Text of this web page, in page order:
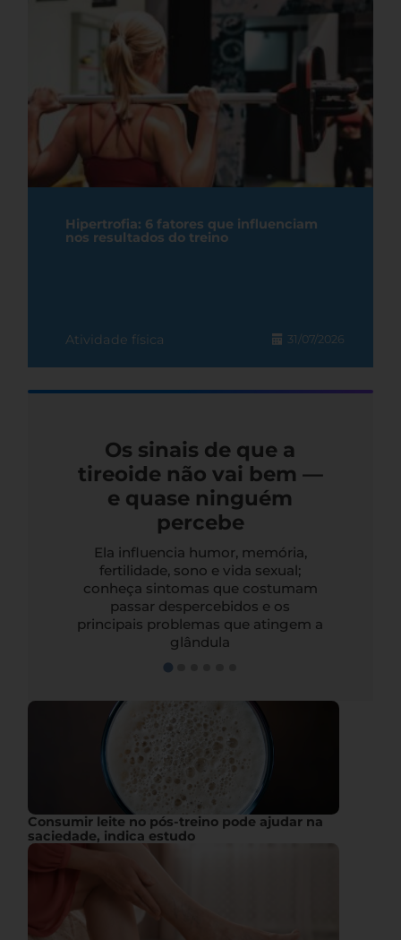
Hipertrofia: 6 fatores que influenciam
nos resultados do treino
Atividade física 31/07/2026
Os sinais de que a
tireoide não vai bem —
e quase ninguém
percebe
Ela influencia humor, memória,
fertilidade, sono e vida sexual;
conheça sintomas que costumam
passar despercebidos e os
principais problemas que atingem a
glândula
Consumir leite no pós-treino pode ajudar na
saciedade, indica estudo